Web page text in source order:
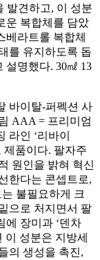
발견하고, 이 성분
운 복합체를 담았
베라트롤 복합체
를 유지하도록 돕
설명했다. 30㎖ 13
바이탈-퍼펙션 사
AAA = 프리미엄
라인 ‘리바이
제품이다. 팔자주
원인을 밝혀 혁신
한다는 콘셉트로,
불필요하게 크
으로 처지면서 팔
에 장미과 ‘덴차
이 성분은 지방세
의 생성을 촉진,